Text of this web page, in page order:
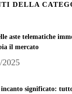
DELLA
aste telematiche
il mercato
2025
incanto significato: